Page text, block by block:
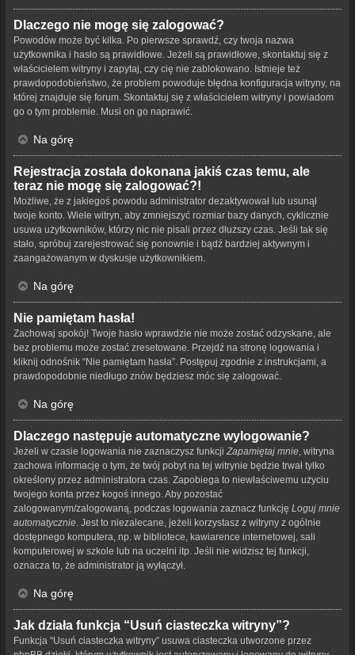
Dlaczego nie mogę się zalogować?
Powodów może być kilka. Po pierwsze sprawdź, czy twoja nazwa
użytkownika i hasło są prawidłowe. Jeżeli są prawidłowe, skontaktuj się z
właścicielem witryny i zapytaj, czy cię nie zablokowano. Istnieje też
prawdopodobieństwo, że problem powoduje błędna konfiguracja witryny, na
której znajduje się forum. Skontaktuj się z właścicielem witryny i powiadom
go o tym problemie. Musi on go naprawić.
Na górę
Rejestracja została dokonana jakiś czas temu, ale
teraz nie mogę się zalogować?!
Możliwe, że z jakiegoś powodu administrator dezaktywował lub usunął
twoje konto. Wiele witryn, aby zmniejszyć rozmiar bazy danych, cyklicznie
usuwa użytkowników, którzy nic nie pisali przez dłuższy czas. Jeśli tak się
stało, spróbuj zarejestrować się ponownie i bądź bardziej aktywnym i
zaangażowanym w dyskusje użytkownikiem.
Na górę
Nie pamiętam hasła!
Zachowaj spokój! Twoje hasło wprawdzie nie może zostać odzyskane, ale
bez problemu może zostać zresetowane. Przejdź na stronę logowania i
kliknij odnośnik “Nie pamiętam hasła”. Postępuj zgodnie z instrukcjami, a
prawdopodobnie niedługo znów będziesz móc się zalogować.
Na górę
Dlaczego następuje automatyczne wylogowanie?
Jeżeli w czasie logowania nie zaznaczysz funkcji Zapamiętaj mnie , witryna
zachowa informację o tym, że twój pobyt na tej witrynie będzie trwał tylko
określony przez administratora czas. Zapobiega to niewłaściwemu użyciu
twojego konta przez kogoś innego. Aby pozostać
zalogowanym/zalogowaną, podczas logowania zaznacz funkcję Loguj mnie
automatycznie . Jest to niezalecane, jeżeli korzystasz z witryny z ogólnie
dostępnego komputera, np. w bibliotece, kawiarence internetowej, sali
komputerowej w szkole lub na uczelni itp. Jeśli nie widzisz tej funkcji,
oznacza to, że administrator ją wyłączył.
Na górę
Jak działa funkcja “Usuń ciasteczka witryny”?
Funkcja “Usuń ciasteczka witryny” usuwa ciasteczka utworzone przez